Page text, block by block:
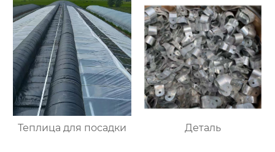
Теплица для посадки Деталь